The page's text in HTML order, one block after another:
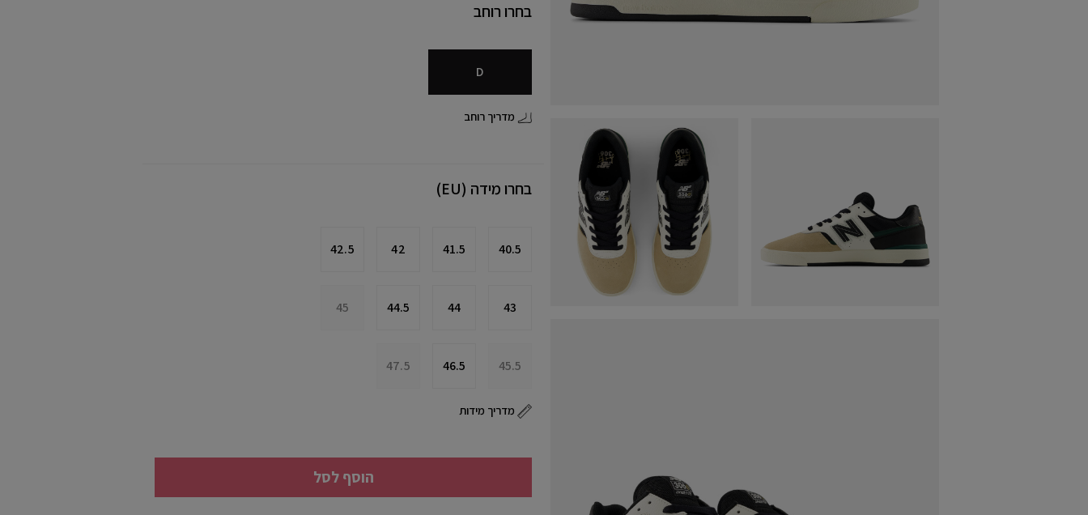
בחרו רוחב
D
מדריך רוחב
בחרו מידה (EU)
40.5
41.5
42
42.5
43
44
44.5
45
45.5
46.5
47.5
מדריך מידות
הוסף לסל